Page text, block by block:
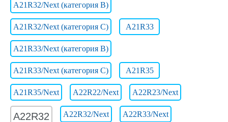
A21R32/Next (категория B)
A21R32/Next (категория C) A21R33
A21R33/Next (категория B)
A21R33/Next (категория C) A21R35
A21R35/Next A22R22/Next A22R23/Next
A22R32 A22R32/Next A22R33/Next